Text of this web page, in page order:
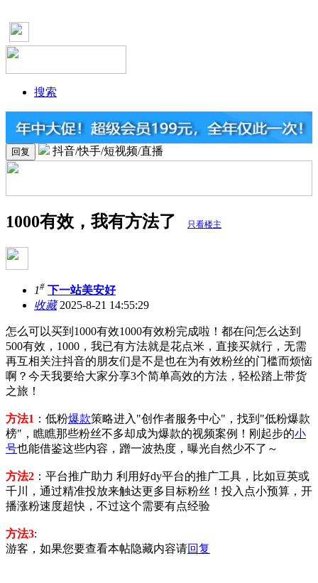
搜索
回复 抖音/快手/短视频/直播
1000有效，我有方法了 只看楼主
1# 下一站美安好
收藏2025-8-21 14:55:29
怎么可以买到1000有效1000有效粉完成啦！都在问怎么达到
500有效，1000，我已有方法就是花点米，直接买就行，无需
再互相关注抖音的朋友们是不是也在为有效粉丝的门槛而烦恼
啊？今天我要给大家分享3个简单高效的方法，轻松踏上带货
之旅！
方法1 ：低粉爆款策略进入"创作者服务中心"，找到"低粉爆款
榜"，瞧瞧那些粉丝不多却成为爆款的视频案例！刚起步的小
号也能借鉴这些内容，蹭一波热度，曝光自然少不了～
方法2 ：平台推广助力 利用好dy平台的推广工具，比如豆英或
千川，通过精准投放来触达更多目标粉丝！投入点小预算，开
播涨粉速度超快，不过这个需要有点经验
方法3:
游客，如果您要查看本帖隐藏内容请回复